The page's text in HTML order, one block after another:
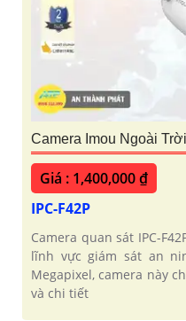
Camera Imou Ngoài
Giá : 1,400,000 ₫
IPC-F42P
Camera quan sát IPC-
lĩnh vực giám sát an
Megapixel, camera này
và chi tiết